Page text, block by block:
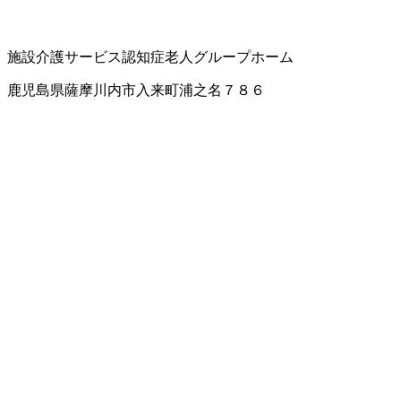
施設介護サービス認知症老人グループホーム
鹿児島県薩摩川内市入来町浦之名７８６